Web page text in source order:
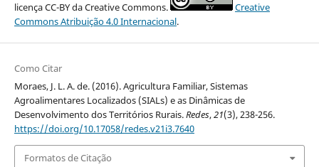
licença CC-BY da Creative Commons.
Creative
Commons Atribuição 4.0 Internacional.
Como Citar
Moraes, J. L. A. de. (2016). Agricultura Familiar, Sistemas
Agroalimentares Localizados (SIALs) e as Dinâmicas de
Desenvolvimento dos Territórios Rurais.Redes,21(3), 238-256.
https://doi.org/10.17058/redes.v21i3.7640
Formatos de Citação